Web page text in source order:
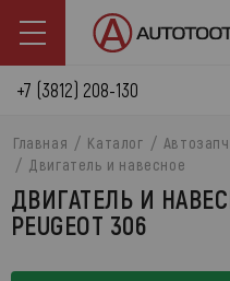
+7 (3812) 208-130
Главная Каталог
Двигатель и навесное
ДВИГАТЕЛЬ И
PEUGEOT 306